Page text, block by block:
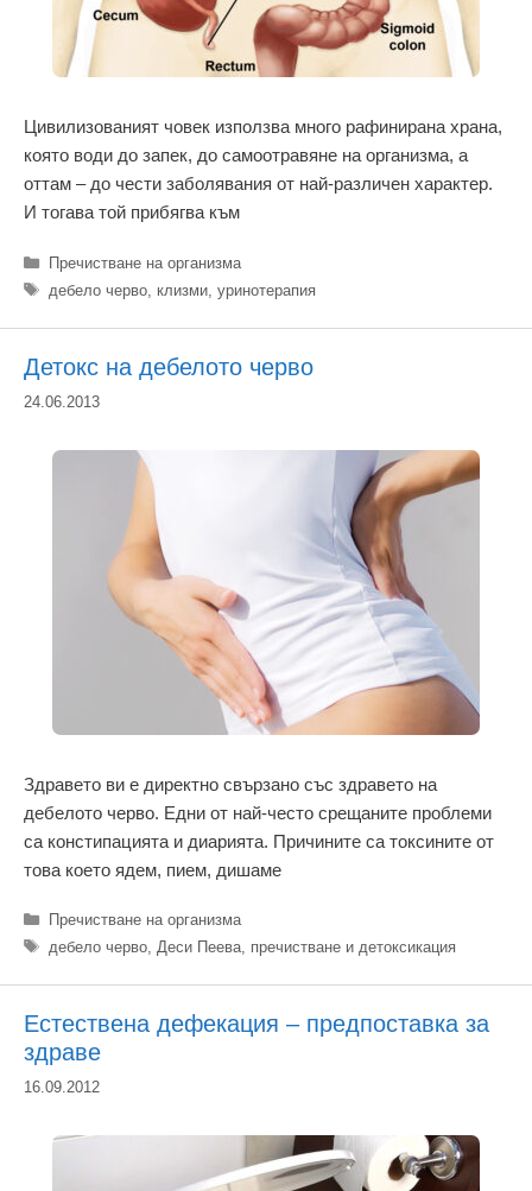
Цивилизованият човек използва много рафинирана храна,
която води до запек, до самоотравяне на организма, а
оттам – до чести заболявания от най-различен характер.
И тогава той прибягва към
Категории
Пречистване на организма
Етикети
дебело черво, клизми, уринотерапия
Детокс на дебелото черво
24.06.2013
Здравето ви е директно свързано със здравето на
дебелото черво. Едни от най-често срещаните проблеми
са констипацията и диарията. Причините са токсините от
това което ядем, пием, дишаме
Категории
Пречистване на организма
Етикети
дебело черво, Деси Пеева, пречистване и детоксикация
Естествена дефекация – предпоставка за
здраве
16.09.2012